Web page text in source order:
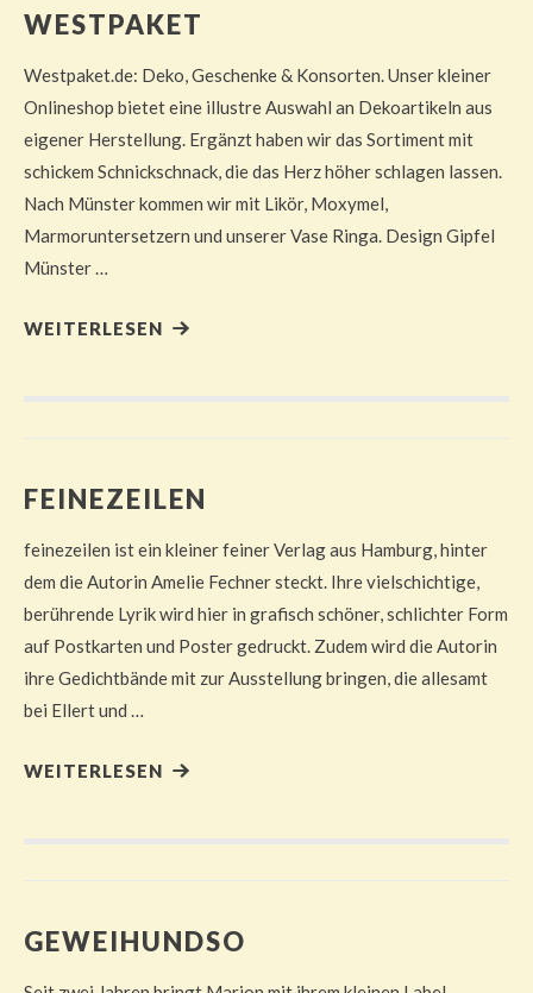
WESTPAKET
Westpaket.de: Deko, Geschenke & Konsorten. Unser kleiner
Onlineshop bietet eine illustre Auswahl an Dekoartikeln aus
eigener Herstellung. Ergänzt haben wir das Sortiment mit
schickem Schnickschnack, die das Herz höher schlagen lassen.
Nach Münster kommen wir mit Likör, Moxymel,
Marmoruntersetzern und unserer Vase Ringa. Design Gipfel
Münster …
WEITERLESEN
FEINEZEILEN
feinezeilen ist ein kleiner feiner Verlag aus Hamburg, hinter
dem die Autorin Amelie Fechner steckt. Ihre vielschichtige,
berührende Lyrik wird hier in grafisch schöner, schlichter Form
auf Postkarten und Poster gedruckt. Zudem wird die Autorin
ihre Gedichtbände mit zur Ausstellung bringen, die allesamt
bei Ellert und …
WEITERLESEN
GEWEIHUNDSO